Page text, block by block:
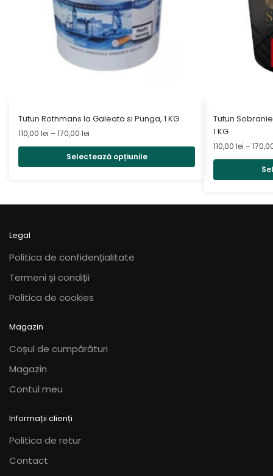
Tutun Rothmans la Galeata si Punga, 1 KG
110,00 lei –170,00 lei
de
prețuri:
110,00 lei
170,00 lei
Selectează opțiunile
Acest
produs
are
Opțiunile
fi
în
pagina
produsului.
Tutun
1 KG
110,00 lei –
Acest
produs
are
mai
multe
Opțiunile
Legal
Politica de confidențialitate
Termeni și condiții
Politica de cookies
Magazin
Coșul de cumpărături
Magazin
Contul meu
Informații clienți
Politica de retur
Contact